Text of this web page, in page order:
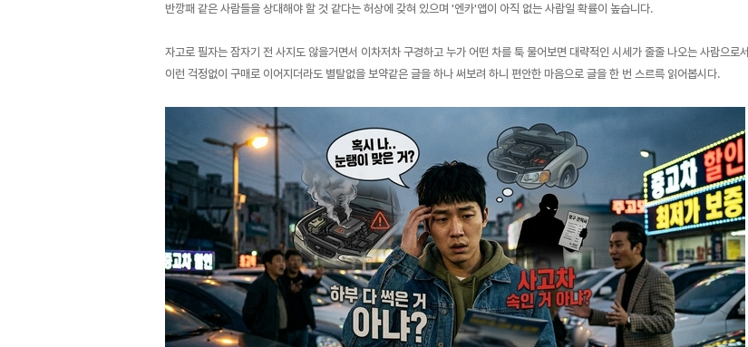
반깡패 같은 사람들을 상대해야 할 것 같다는 허상에 갖혀 있으며 '엔카'앱이 아직 없는 사람일 확률이 높습니다.
자고로 필자는 잠자기 전 사지도 않을거면서 이차저차 구경하고 누가 어떤 차를 툭 물어보면 대략적인 시세가 줄줄 나오는 사람으로서
이런 걱정없이 구매로 이어지더라도 별탈없을 보약같은 글을 하나 써보려 하니 편안한 마음으로 글을 한 번 스르륵 읽어봅시다.